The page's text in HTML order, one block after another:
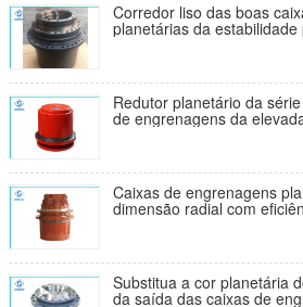
Corredor liso das boas
planetárias da
Redutor planetário da
de engrenagens da
Caixas de engrenagens
dimensão radial com
Substitua a cor planetária
da saída das caixas de